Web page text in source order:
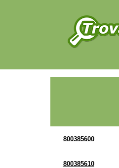
800385600
800385610